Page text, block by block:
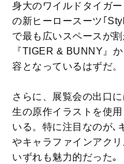
身大のワイルドタイガ
の新ヒーロースーツ｢
で最も広いスペースが
『TIGER & BUNNY』
容となっているはずだ。
さらに、展覧会の出口
生の原作イラストを使
いる。特に注目なのが､
やキャラファインアク
いずれも魅力的だった｡